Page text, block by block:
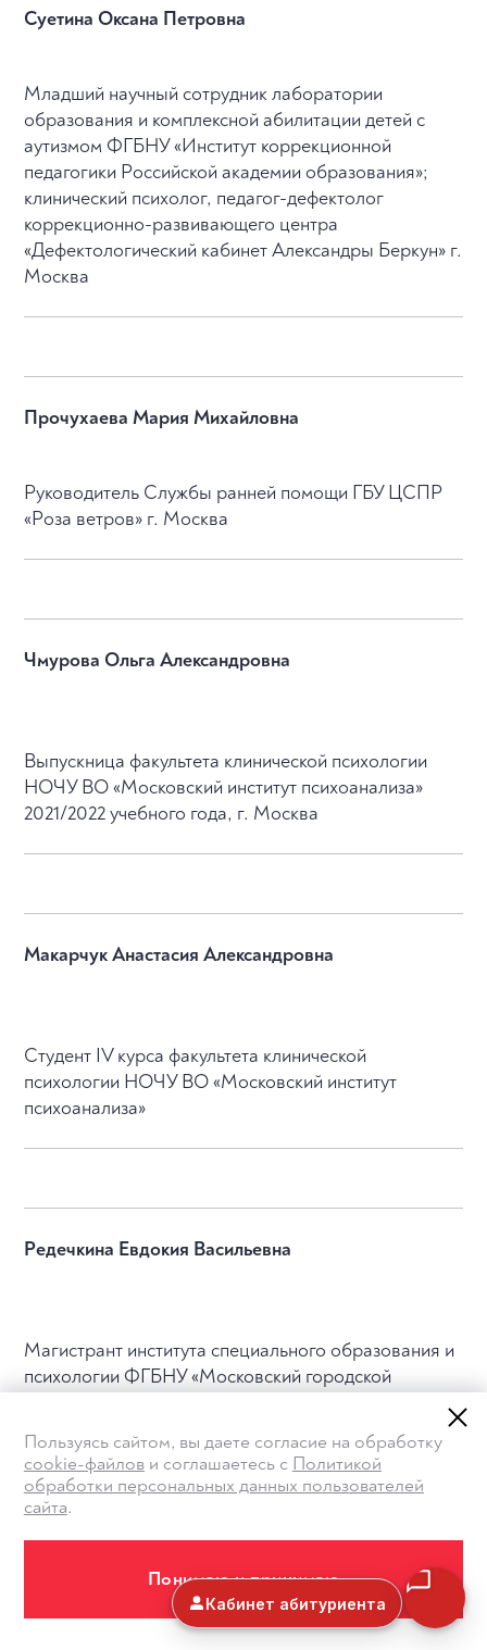
Суетина Оксана Петровна
Младший научный сотрудник лаборатории
образования и комплексной абилитации детей с
аутизмом ФГБНУ «Институт коррекционной
педагогики Российской академии образования»;
клинический психолог, педагог-дефектолог
коррекционно-развивающего центра
«Дефектологический кабинет Александры Беркун» г.
Москва
Прочухаева Мария Михайловна
Руководитель Службы ранней помощи ГБУ ЦСПР
«Роза ветров» г. Москва
Чмурова Ольга Александровна
Выпускница факультета клинической психологии
НОЧУ ВО «Московский институт психоанализа»
2021/2022 учебного года, г. Москва
Макарчук Анастасия Александровна
Студент IV курса факультета клинической
психологии НОЧУ ВО «Московский институт
психоанализа»
Редечкина Евдокия Васильевна
Магистрант института специального образования и
психологии ФГБНУ «Московский городской
коррекционно-развивающего центр
«Дефектологический кабинет Александры Беркун»,
г. Москва
Барменков Юрий Вячеславович
Пользуясь сайтом, вы даете согласие на обработку
cookie-файлови соглашаетесь с Политикой
обработки персональных данных пользователей
сайта.
Понимаю и принимаю